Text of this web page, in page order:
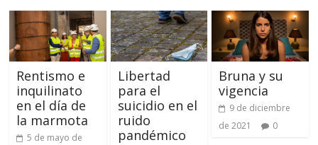
Rentismo e
inquilinato
en el día de
la marmota
5 de mayo de
Libertad
para el
suicidio en el
ruido
pandémico
Bruna y su
vigencia
9 de diciembre
de 2021
0